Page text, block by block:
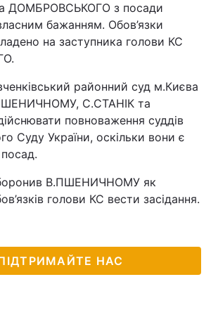
ДОМБРОВСЬКОГО з посади
бажанням. Обов’язки
на заступника голови КС
районний суд м.Києва
С.СТАНІК та
повноваження суддів
Суду України, оскільки вони є
В.ПШЕНИЧНОМУ як
голови КС вести засідання.
НАС